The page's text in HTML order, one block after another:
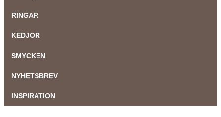
RINGAR
KEDJOR
SMYCKEN
NYHETSBREV
INSPIRATION